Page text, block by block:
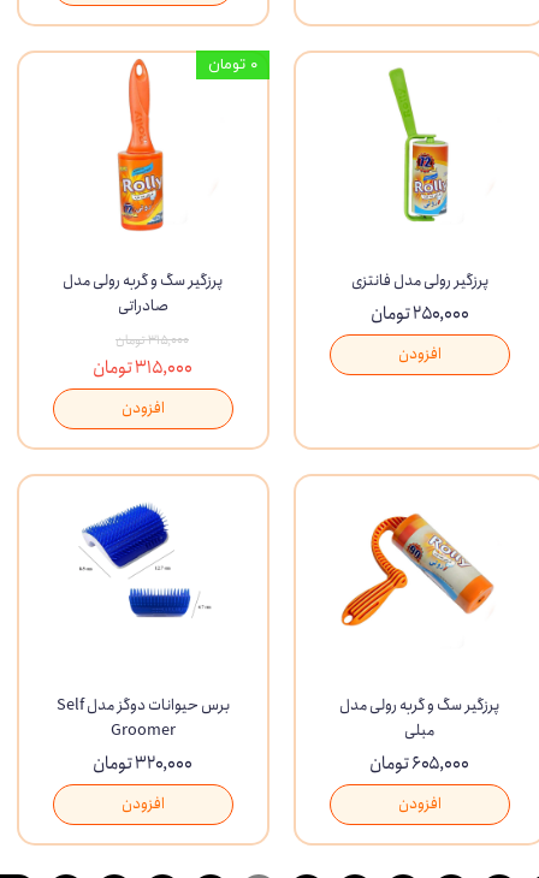
پرزگیر رولی مدل فانتزی
۲۵۰,۰۰۰ تومان
افزودن
پرزگیر سگ و گربه رولی مدل
صادراتی
۳۱۵,۰۰۰ تومان
۳۱۵,۰۰۰ تومان
افزودن
۰ تومان
پرزگیر سگ و گربه رولی مدل
مبلی
۶۰۵,۰۰۰ تومان
افزودن
برس حیوانات دوگز مدل Self
Groomer
۳۲۰,۰۰۰ تومان
افزودن